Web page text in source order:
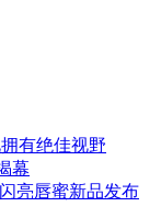
有绝佳视野
幕
亮唇蜜新品发布